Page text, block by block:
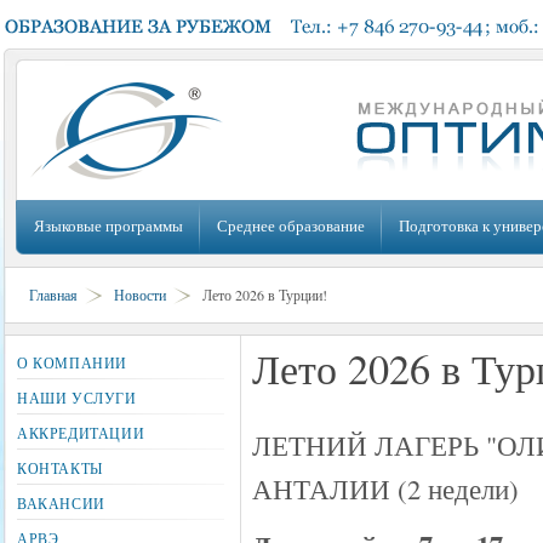
Языковые программы Среднее образование Подготовка к
Главная Новости Лето 2026 в Турции!
Лето 2026 в
ЛЕТНИЙ ЛАГЕРЬ
АНТАЛИИ (2 недели)
О КОМПАНИИ
НАШИ УСЛУГИ
АККРЕДИТАЦИИ
КОНТАКТЫ
ВАКАНСИИ
АРВЭ